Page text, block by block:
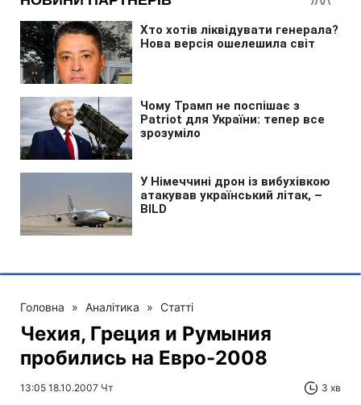
Головна » Аналітика » Статті
Чехия, Греция и Румыния
пробились на Евро-2008
13:05 18.10.2007 Чт 3 хв